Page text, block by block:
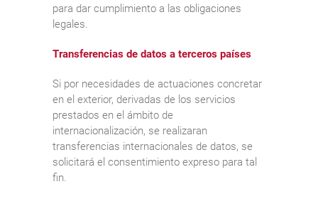
para dar cumplimiento a las obligaciones
legales.
Transferencias de datos a terceros países
Si por necesidades de actuaciones concretar
en el exterior, derivadas de los servicios
prestados en el ámbito de
internacionalización, se realizaran
transferencias internacionales de datos, se
solicitará el consentimiento expreso para tal
fin.